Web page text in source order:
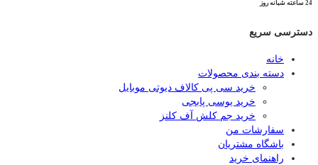
24 ساعته شبانه روز
دسترسی سریع
خانه
دسته بندی محصولات
خرید سی پی کالاف دیوتی موبایل
خرید یوسی پابجی
خرید جم کلش آف کلنز
سفارشات من
باشگاه مشتریان
راهنمای خرید